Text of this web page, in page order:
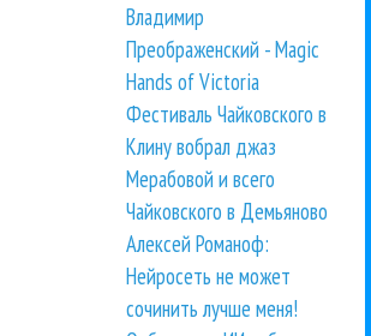
Владимир
Преображенский - Magic
Hands of Victoria
Фестиваль Чайковского в
Клину вобрал джаз
Мерабовой и всего
Чайковского в Демьяново
Алексей Романоф:
Нейросеть не может
сочинить лучше меня!